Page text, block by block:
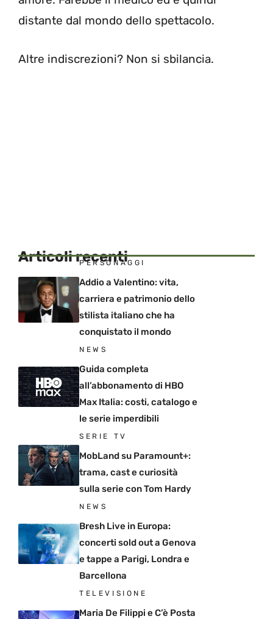
distante dal mondo dello spettacolo.
Altre indiscrezioni? Non si sbilancia.
Articoli recenti
PERSONAGGI
Addio a Valentino: vita,
carriera e patrimonio dello
stilista italiano che ha
conquistato il mondo
NEWS
Guida completa
all’abbonamento di HBO
Max Italia: costi, catalogo e
le serie imperdibili
SERIE TV
MobLand su Paramount+:
trama, cast e curiosità
sulla serie con Tom Hardy
NEWS
Bresh Live in Europa:
concerti sold out a Genova
e tappe a Parigi, Londra e
Barcellona
TELEVISIONE
Maria De Filippi e C’è Posta